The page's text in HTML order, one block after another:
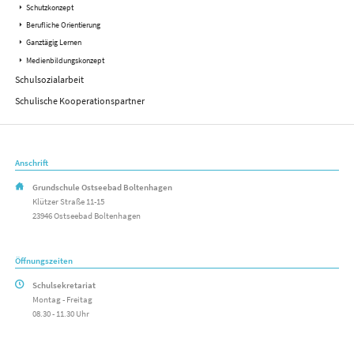
Schutzkonzept
Berufliche Orientierung
Ganztägig Lernen
Medienbildungskonzept
Schulsozialarbeit
Schulische Kooperationspartner
Anschrift
Grundschule Ostseebad Boltenhagen
Klützer Straße 11-15
23946 Ostseebad Boltenhagen
Öffnungszeiten
Schulsekretariat
Montag - Freitag
08.30 - 11.30 Uhr